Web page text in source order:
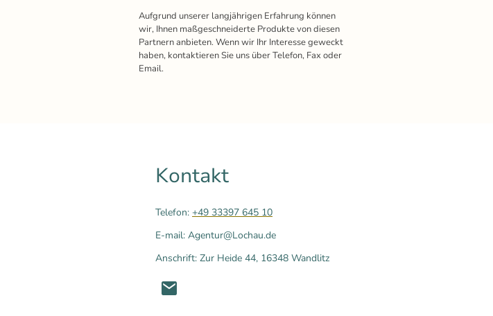
Aufgrund unserer langjährigen Erfahrung können
wir, Ihnen maßgeschneiderte Produkte von diesen
Partnern anbieten. Wenn wir Ihr Interesse geweckt
haben, kontaktieren Sie uns über Telefon, Fax oder
Email.
Kontakt
Telefon: +49 33397 645 10
E-mail: Agentur@Lochau.de
Anschrift: Zur Heide 44, 16348 Wandlitz